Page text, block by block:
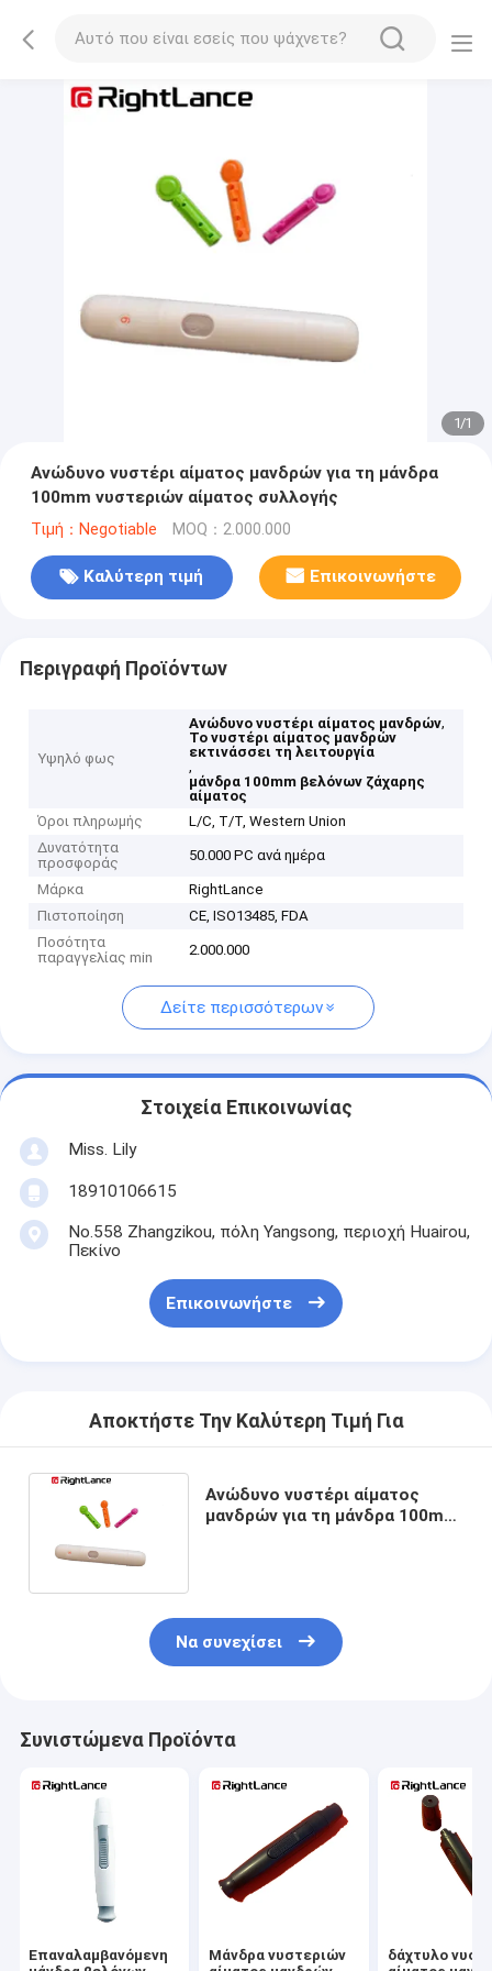
1/1
Ανώδυνο νυστέρι αίματος μανδρών για τη μάνδρα
100mm νυστεριών αίματος συλλογής
Τιμή：Negotiable MOQ：2.000.000
Καλύτερη τιμή Επικοινωνήστε
Περιγραφή Προϊόντων
Υψηλό φως
Ανώδυνο νυστέρι αίματος μανδρών,
Το νυστέρι αίματος μανδρών
εκτινάσσει τη λειτουργία
,
μάνδρα 100mm βελόνων ζάχαρης
αίματος
Όροι πληρωμής
L/C, T/T, Western Union
Δυνατότητα
προσφοράς
50.000 PC ανά ημέρα
Μάρκα
RightLance
Πιστοποίηση
CE, ISO13485, FDA
Ποσότητα
παραγγελίας min
2.000.000
Δείτε περισσότερων
Στοιχεία Επικοινωνίας
Miss. Lily
18910106615
No.558 Zhangzikou, πόλη Yangsong, περιοχή Huairou,
Πεκίνο
Επικοινωνήστε
Αποκτήστε Την Καλύτερη Τιμή Για
Ανώδυνο νυστέρι αίματος
μανδρών για τη μάνδρα 100mm
Να συνεχίσει
Συνιστώμενα Προϊόντα
Επαναλαμβανόμενη
Μάνδρα νυστεριών
δάχτυλο